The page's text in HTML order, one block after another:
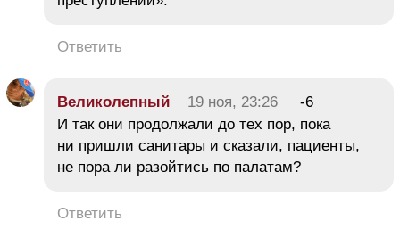
Ответить
Великолепный 19 ноя, 23:26
-6
И так они продолжали до тех пор, пока
ни пришли санитары и сказали, пациенты,
не пора ли разойтись по палатам?
Ответить